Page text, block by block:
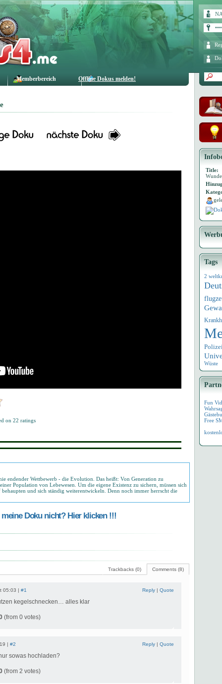
Memberbereich Offline Dokus melden!
on 22 ratings
endender Wettbewerb - die Evolution. Das heißt: Von Generation zu
Population von Lebewesen. Um die eigene Existenz zu sichern, müssen sich
und sich ständig weiterentwickeln. Denn noch immer herrscht die
Doku nicht? Hier klicken !!!
Comments (8)
Trackbacks (0)
05:03 | #1 Reply | Quote
kegelschnecken… alles klar
(from 0 votes)
| #2 Reply | Quote
sowas hochladen?
(from 2 votes)
Title:
Tags
2
Wüste
Fun
Free